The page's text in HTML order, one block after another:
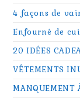
4 façons de
Enfourné de
20 IDÉES
VÊTEMENTS
MANQUEMENT